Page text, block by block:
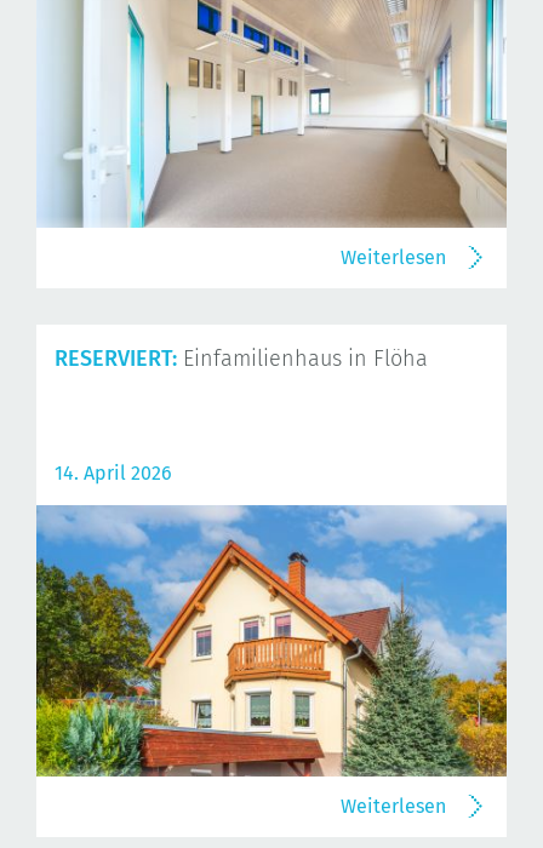
Weiterlesen
RESERVIERT: Einfamilienhaus in Flöha
14. April 2026
Weiterlesen